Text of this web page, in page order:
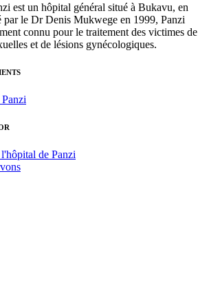
est un hôpital général situé à Bukavu, en
par le Dr Denis Mukwege en 1999, Panzi
connu pour le traitement des victimes de
et de lésions gynécologiques.
de Panzi